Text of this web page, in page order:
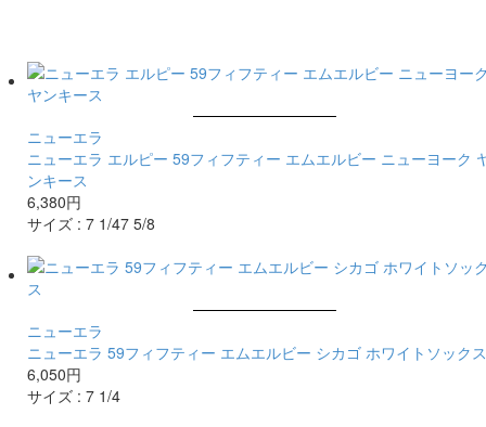
ニューエラ
ニューエラ エルピー 59フィフティー エムエルビー ニューヨーク
ンキース
6,380円
サイズ : 7 1/47 5/8
ニューエラ
ニューエラ 59フィフティー エムエルビー シカゴ ホワイトソックス
6,050円
サイズ : 7 1/4